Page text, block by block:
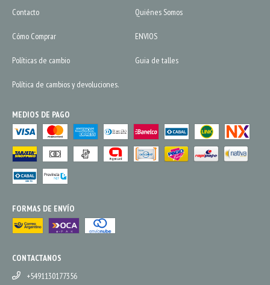
Contacto Quiénes Somos
Cómo Comprar ENVIOS
Políticas de cambio Guia de talles
Política de cambios y devoluciones.
MEDIOS DE PAGO
FORMAS DE ENVÍO
CONTACTANOS
+5491130177356